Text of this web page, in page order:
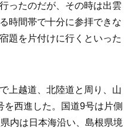
ったのだが、その時は出雲
時間帯で十分に参拝できな
題を片付けに行くといった
上越道、北陸道と周り、山
を西進した。国道9号は片側
内は日本海沿い、島根県境